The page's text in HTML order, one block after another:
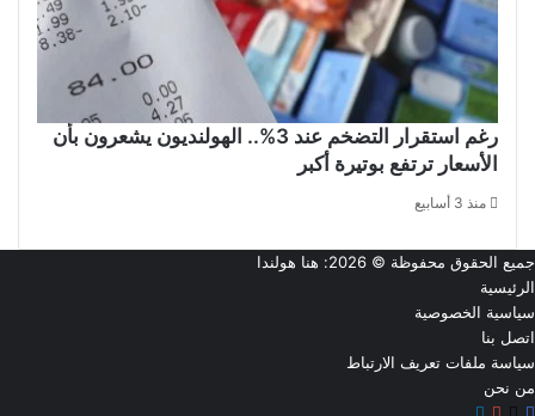
رغم استقرار التضخم عند 3%.. الهولنديون يشعرون بأن
الأسعار ترتفع بوتيرة أكبر
منذ 3 أسابيع
جميع الحقوق محفوظة © 2026:
هنا هولندا
الرئيسية
سياسية الخصوصية
اتصل بنا
سياسة ملفات تعريف الارتباط
من نحن